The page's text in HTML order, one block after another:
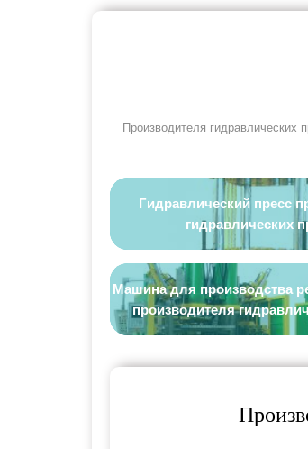
Производителя
Гидравлический пресс
гидравлических
Машина для производства
производителя